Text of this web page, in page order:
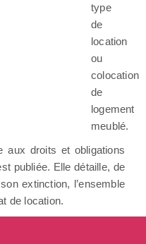
type
de
location
ou
colocation
de
logement
meublé.
aux droits et obligations
publiée. Elle détaille, de
extinction, l’ensemble
de location.